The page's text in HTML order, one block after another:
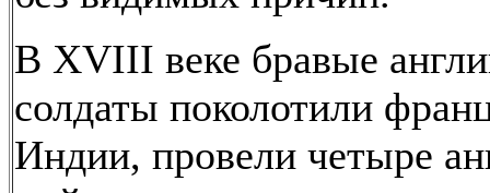
В XVIII веке бравые
солдаты поколотили
Индии, провели четыре